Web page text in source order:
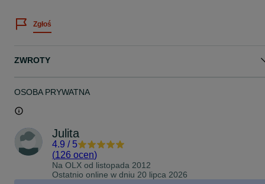
Zgłoś
ZWROTY
OSOBA PRYWATNA
Julita
4.9 / 5
(126 ocen)
Na OLX od listopada 2012
Ostatnio online w dniu 20 lipca 2026